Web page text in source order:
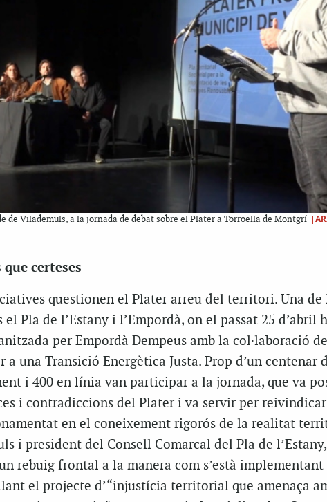
de Vilademuls, a la jornada de debat sobre el Plater a Torroella de Montgrí
certeses
qüestionen el Plater arreu del territori. Una de
el Pla de l’Estany i l’Empordà, on el passat 25 d’abril
per Empordà Dempeus amb la col·laboració
a una Transició Energètica Justa. Prop d’un centenar
i 400 en línia van participar a la jornada, que va
i contradiccions del Plater i va servir per
en el coneixement rigorós de la realitat
i president del Consell Comarcal del Pla de
rebuig frontal a la manera com s’està implementant
el projecte d’“injustícia territorial que amenaça